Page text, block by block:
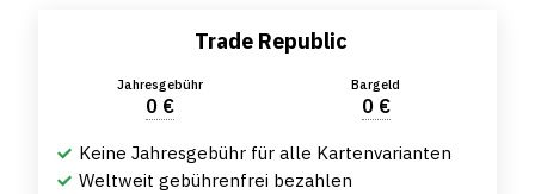
Trade Republic
Jahresgebühr
0 €
Bargeld
0 €
Keine Jahresgebühr für alle Kartenvarianten
Weltweit gebührenfrei bezahlen